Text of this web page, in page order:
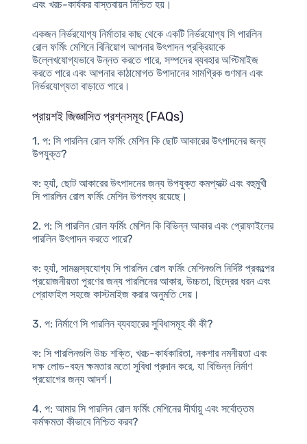
এবং খরচ-কার্যকর বাস্তবায়ন নিশ্চিত হয়।
একজন নির্ভরযোগ্য নির্মাতার কাছ থেকে একটি নির্ভরযোগ্য সি পারলিন
রোল ফর্মিং মেশিনে বিনিয়োগ আপনার উৎপাদন প্রক্রিয়াকে
উল্লেখযোগ্যভাবে উন্নত করতে পারে, সম্পদের ব্যবহার অপ্টিমাইজ
করতে পারে এবং আপনার কাঠামোগত উপাদানের সামগ্রিক গুণমান এবং
নির্ভরযোগ্যতা বাড়াতে পারে।
প্রায়শই জিজ্ঞাসিত প্রশ্নসমূহ (FAQs)
1. প: সি পারলিন রোল ফর্মিং মেশিন কি ছোট আকারের উৎপাদনের জন্য
উপযুক্ত?
ক: হ্যাঁ, ছোট আকারের উৎপাদনের জন্য উপযুক্ত কমপ্যাক্ট এবং বহুমুখী
সি পারলিন রোল ফর্মিং মেশিন উপলব্ধ রয়েছে।
2. প: সি পারলিন রোল ফর্মিং মেশিন কি বিভিন্ন আকার এবং প্রোফাইলের
পারলিন উৎপাদন করতে পারে?
ক: হ্যাঁ, সামঞ্জস্যযোগ্য সি পারলিন রোল ফর্মিং মেশিনগুলি নির্দিষ্ট প্রকল্পের
প্রয়োজনীয়তা পূরণের জন্য পারলিনের আকার, উচ্চতা, ছিদ্রের ধরন এবং
প্রোফাইল সহজে কাস্টমাইজ করার অনুমতি দেয়।
3. প: নির্মাণে সি পারলিন ব্যবহারের সুবিধাসমূহ কী কী?
ক: সি পারলিনগুলি উচ্চ শক্তি, খরচ-কার্যকারিতা, নকশার নমনীয়তা এবং
দক্ষ লোড-বহন ক্ষমতার মতো সুবিধা প্রদান করে, যা বিভিন্ন নির্মাণ
প্রয়োগের জন্য আদর্শ।
4. প: আমার সি পারলিন রোল ফর্মিং মেশিনের দীর্ঘায়ু এবং সর্বোত্তম
কর্মক্ষমতা কীভাবে নিশ্চিত করব?